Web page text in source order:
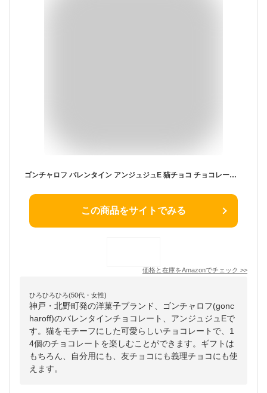
ゴンチャロフ バレンタイン アンジュジュE 猫チョコ チョコレート【専用手提げ袋付】【ギフトカード付】 友チョコ 義理チョコ バレンタイン限定品
この商品をサイトでみる
価格と在庫をAmazonでチェック >>
ひろひろひろ(50代・女性)
神戸・北野町発の洋菓子ブランド、ゴンチャロフ(gonc
haroff)のバレンタインチョコレート、アンジュジュEで
す。猫をモチーフにした可愛らしいチョコレートで、1
4個のチョコレートを楽しむことができます。ギフトは
もちろん、自分用にも、友チョコにも義理チョコにも使
えます。